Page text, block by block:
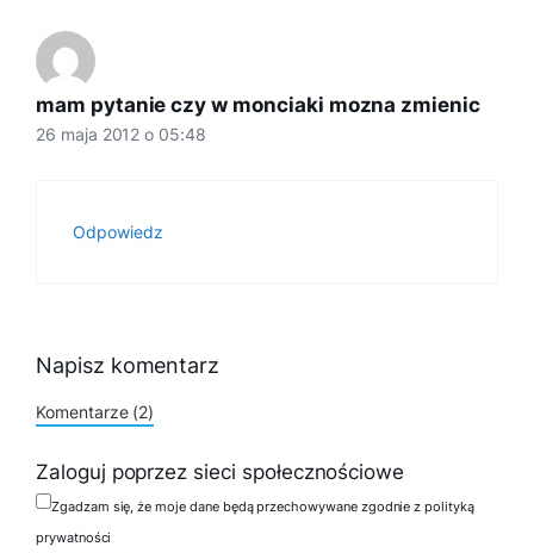
mam pytanie czy w monciaki mozna zmienic
26 maja 2012 o 05:48
Odpowiedz
Napisz komentarz
Komentarze (2)
Zaloguj poprzez sieci społecznościowe
Zgadzam się, że moje dane będą przechowywane zgodnie z polityką
prywatności